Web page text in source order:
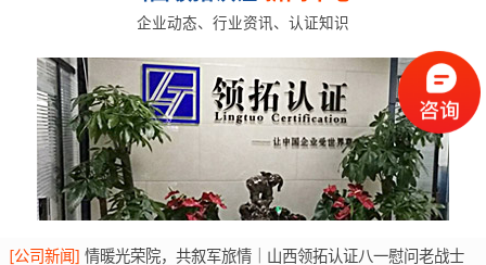
企业动态、行业资讯、认证知识
[公司新闻] 情暖光荣院，共叙军旅情｜山西领拓认证八一慰问老战士